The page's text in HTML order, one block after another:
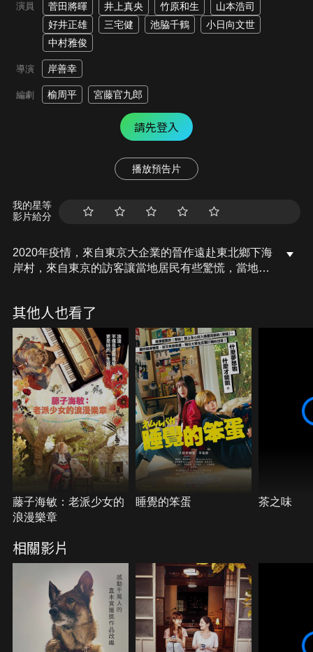
演員 菅田將暉 井上真央 竹原和生
山本浩司
好井正雄
三宅健 池脇千鶴
小日向文世
中村雅俊
導演 岸善幸
編劇 榆周平 宮藤官九郎
請先登入
播放預告片
我的星等
影片給分
2020年疫情，來自東京大企業的晉作遠赴東北鄉下海
岸村，來自東京的訪客讓當地居民有些驚慌，當地氛
百香，還在試圖從難以復原的創傷中痊癒，於是晉作
打算讓這個本該充滿活力的漁村，揮別黑暗歲月，灑
落陽光。
其他人也看了
藤子海敏：老派少女的
浪漫樂章
睡覺的笨蛋 茶之味
相關影片